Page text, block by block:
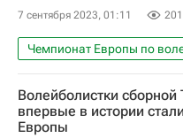
7 сентября 2023, 01:11
Чемпионат Европы по
Волейбол
Волейболистки сборной
впервые в истории
Европы